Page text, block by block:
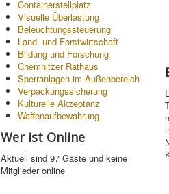
Containerstellplatz
Visuelle Überlastung
Beleuchtungssteuerung
Land- und Forstwirtschaft
Bildung und Forschung
Chemnitzer Rathaus
Sperranlagen im Außenbereich
Verpackungssicherung
Kulturelle Akzeptanz
Waffenaufbewahrung
Wer ist Online
Aktuell sind 97 Gäste und keine
Mitglieder online